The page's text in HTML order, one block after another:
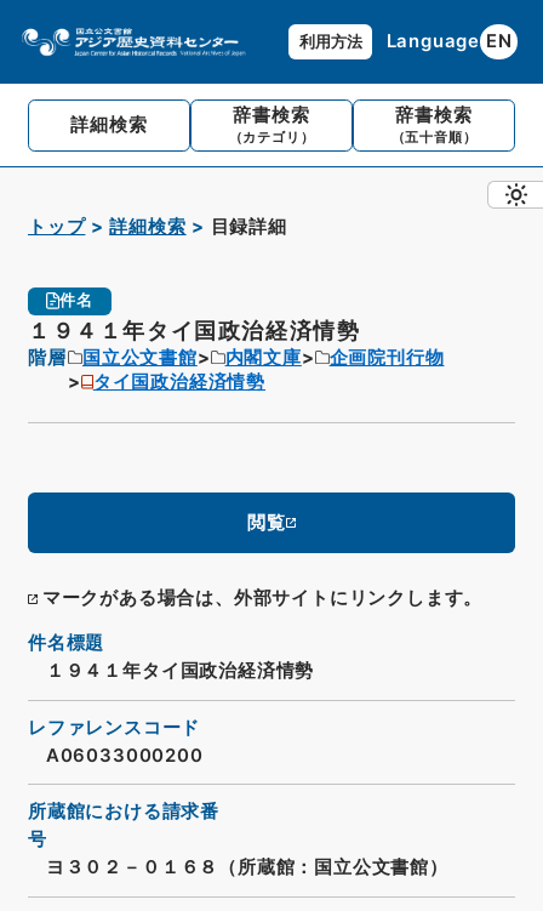
利用方法 Language EN
詳細検索 辞書検索
（カテゴリ）
辞書検索
（五十音順）
トップ 詳細検索 目録詳細
件名
１９４１年タイ国政治経済情勢
階層 国立公文書館 内閣文庫
企画院刊行物
タイ国政治経済情勢
閲覧
マークがある場合は、外部サイトにリンクします。
件名標題
１９４１年タイ国政治経済情勢
レファレンスコード
A06033000200
所蔵館における請求番
号
ヨ３０２－０１６８（所蔵館：国立公文書館）